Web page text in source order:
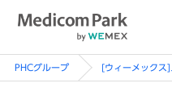
PHCグループ [ウィーメックス